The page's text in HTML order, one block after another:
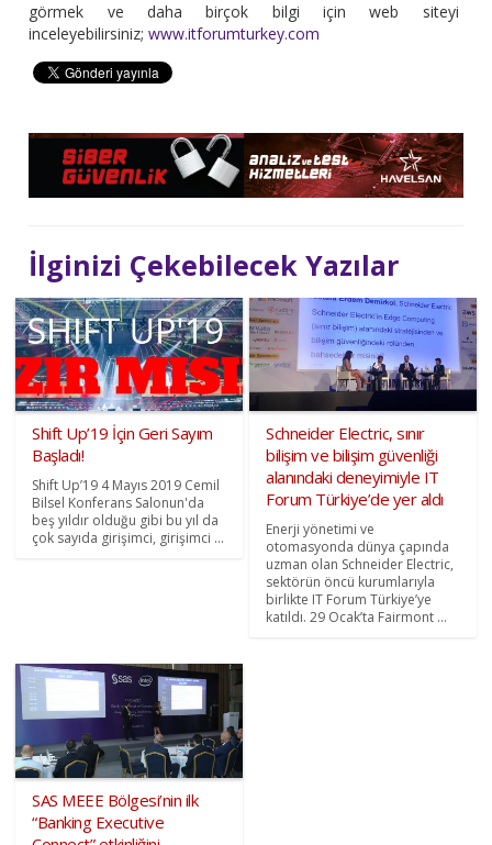
görmek ve daha birçok bilgi için web siteyi
inceleyebilirsiniz;www.itforumturkey.com
İlginizi Çekebilecek Yazılar
Shift Up’19 İçin Geri Sayım
Başladı!
Shift Up’19 4 Mayıs 2019 Cemil
Bilsel Konferans Salonun'da
beş yıldır olduğu gibi bu yıl da
çok sayıda girişimci, girişimci ...
Schneider Electric, sınır
bilişim ve bilişim güvenliği
alanındaki deneyimiyle IT
Forum Türkiye’de yer aldı
Enerji yönetimi ve
otomasyonda dünya çapında
uzman olan Schneider Electric,
sektörün öncü kurumlarıyla
birlikte IT Forum Türkiye’ye
katıldı. 29 Ocak’ta Fairmont ...
SAS MEEE Bölgesi’nin ilk
“Banking Executive